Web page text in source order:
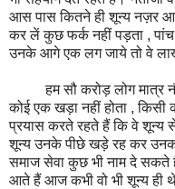
आस पास कितने ही शून्य नज़र
कर लें कुछ फर्क नहीं पड़ता ,
उनके आगे एक लग जाये तो वे
हम सौ करोड़ लोग मात्र नौ
कोई एक खड़ा नहीं होता ,
प्रयास करते रहते हैं कि वे
शून्य उनके पीछे खड़े रह कर
समाज सेवा कुछ भी नाम दे सकते
आते हैं आज कभी वो भी शून्य ही